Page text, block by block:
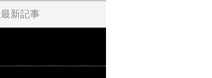
最新記事